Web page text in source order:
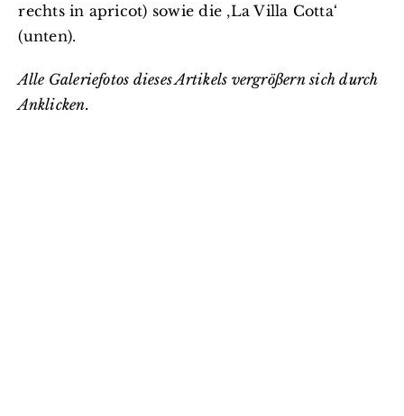
rechts in apricot) sowie die ‚La Villa Cotta‘
(unten).
Alle Galeriefotos dieses Artikels vergrößern sich durch
Anklicken.